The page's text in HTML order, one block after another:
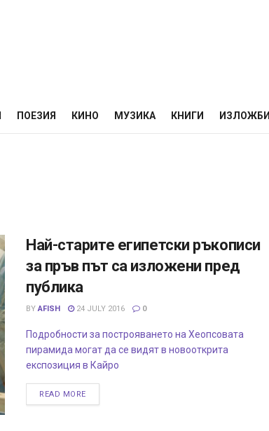
ПОЕЗИЯ КИНО МУЗИКА КНИГИ ИЗЛОЖБИ
Най-старите египетски ръкописи
за пръв път са изложени пред
публика
BY AFISH 24 JULY 2016 0
Подробности за построяването на Хеопсовата
пирамида могат да се видят в новооткрита
експозиция в Кайро
READ MORE